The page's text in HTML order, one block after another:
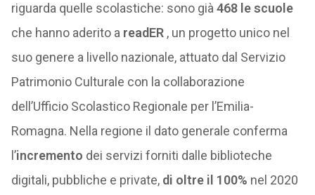
riguarda quelle scolastiche: sono già468 le scuole
che hanno aderito a readER, un progetto unico nel
suo genere a livello nazionale, attuato dal Servizio
Patrimonio Culturale con la collaborazione
dell’Ufficio Scolastico Regionale per l’Emilia-
Romagna. Nella regione il dato generale conferma
l’incremento dei servizi forniti dalle biblioteche
digitali, pubbliche e private, di oltre il 100% nel 2020